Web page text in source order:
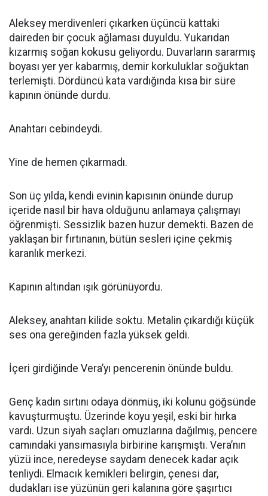
Aleksey merdivenleri çıkarken üçüncü kattaki
daireden bir çocuk ağlaması duyuldu. Yukarıdan
kızarmış soğan kokusu geliyordu. Duvarların sararmış
boyası yer yer kabarmış, demir korkuluklar soğuktan
terlemişti. Dördüncü kata vardığında kısa bir süre
kapının önünde durdu.
Anahtarı cebindeydi.
Yine de hemen çıkarmadı.
Son üç yılda, kendi evinin kapısının önünde durup
içeride nasıl bir hava olduğunu anlamaya çalışmayı
öğrenmişti. Sessizlik bazen huzur demekti. Bazen de
yaklaşan bir fırtınanın, bütün sesleri içine çekmiş
karanlık merkezi.
Kapının altından ışık görünüyordu.
Aleksey, anahtarı kilide soktu. Metalin çıkardığı küçük
ses ona gereğinden fazla yüksek geldi.
İçeri girdiğinde Vera’yı pencerenin önünde buldu.
Genç kadın sırtını odaya dönmüş, iki kolunu göğsünde
kavuşturmuştu. Üzerinde koyu yeşil, eski bir hırka
vardı. Uzun siyah saçları omuzlarına dağılmış, pencere
camındaki yansımasıyla birbirine karışmıştı. Vera’nın
yüzü ince, neredeyse saydam denecek kadar açık
tenliydi. Elmacık kemikleri belirgin, çenesi dar,
dudakları ise yüzünün geri kalanına göre şaşırtıcı